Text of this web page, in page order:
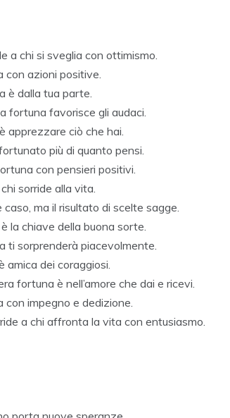
a chi si sveglia con ottimismo.
con azioni positive.
è dalla tua parte.
fortuna favorisce gli audaci.
apprezzare ciò che hai.
più di quanto pensi.
con pensieri positivi.
sorride alla vita.
ma il risultato di scelte sagge.
la chiave della buona sorte.
ti sorprenderà piacevolmente.
amica dei coraggiosi.
fortuna è nell’amore che dai e ricevi.
impegno e dedizione.
a chi affronta la vita con entusiasmo.